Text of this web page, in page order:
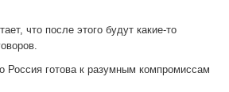
что после этого будут какие-то
Россия готова к разумным компромиссам